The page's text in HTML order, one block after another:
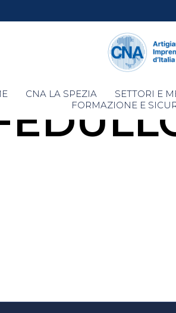
CNA LA SPEZIA SETTORI E
FORMAZIONE E